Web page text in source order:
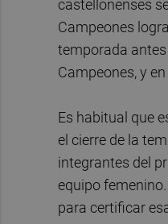
castellonenses
Campeones
temporada
Campeones, y
Es habitual que
el cierre de la
integrantes del
equipo
para certificar